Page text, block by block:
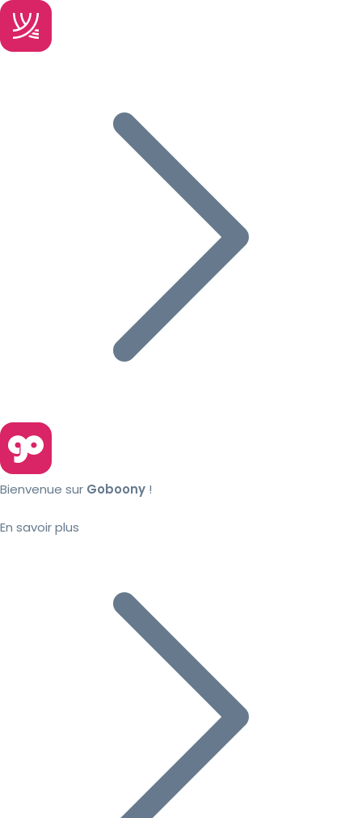
Bienvenue sur Goboony !
En savoir plus